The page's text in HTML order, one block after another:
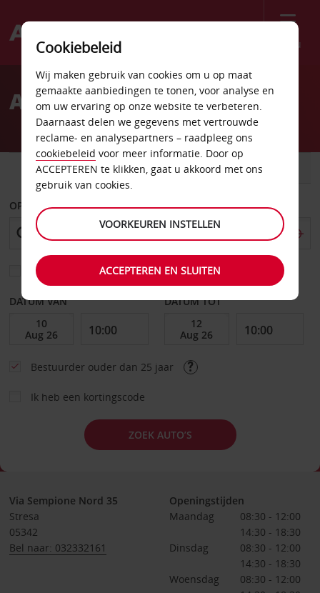
Menu
Welcome
AvisAutoverhuur Stresa
AUTO BESTELWAGEN
OPHALEN OP
Kies een ander afleverpunt
DATUM VAN DATUM TOT
Bestuurder ouder dan 25 jaar
Ik heb een kortingscode
ZOEK AUTO’S
Via Sempione Nord 35
Stresa
05342
Bel naar: 032332161
Openingstijden
Maandag
08:30 - 12:00
14:30 - 18:30
Dinsdag
08:30 - 12:00
14:30 - 18:30
Woensdag
08:30 - 12:00
Cookiebeleid
Wij maken gebruik van cookies om u op maat
gemaakte aanbiedingen te tonen, voor analyse en
om uw ervaring op onze website te verbeteren.
Daarnaast delen we gegevens met vertrouwde
reclame- en analysepartners – raadpleeg ons
cookiebeleid voor meer informatie. Door op
ACCEPTEREN te klikken, gaat u akkoord met ons
gebruik van cookies.
VOORKEUREN INSTELLEN
ACCEPTEREN EN SLUITEN